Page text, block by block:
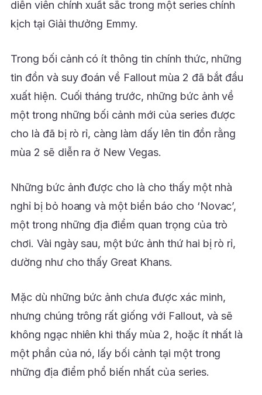
diễn viên chính xuất sắc trong một series chính
kịch tại Giải thưởng Emmy.
Trong bối cảnh có ít thông tin chính thức, những
tin đồn và suy đoán về Fallout mùa 2 đã bắt đầu
xuất hiện. Cuối tháng trước, những bức ảnh về
một trong những bối cảnh mới của series được
cho là đã bị rò rỉ, càng làm dấy lên tin đồn rằng
mùa 2 sẽ diễn ra ở New Vegas.
Những bức ảnh được cho là cho thấy một nhà
nghỉ bị bỏ hoang và một biển báo cho ‘Novac’,
một trong những địa điểm quan trọng của trò
chơi. Vài ngày sau, một bức ảnh thứ hai bị rò rỉ,
dường như cho thấy Great Khans.
Mặc dù những bức ảnh chưa được xác minh,
nhưng chúng trông rất giống với Fallout, và sẽ
không ngạc nhiên khi thấy mùa 2, hoặc ít nhất là
một phần của nó, lấy bối cảnh tại một trong
những địa điểm phổ biến nhất của series.